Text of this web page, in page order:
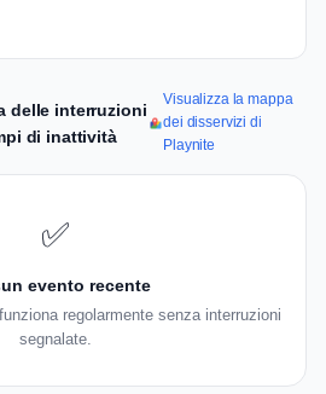
delle interruzioni
di inattività
Visualizza la mappa
dei disservizi di
Playnite
✅
evento recente
regolarmente senza interruzioni
segnalate.